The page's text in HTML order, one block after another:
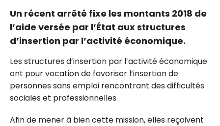
Un récent arrêté fixe les montants 2018 de
l’aide versée par l’État aux structures
d’insertion par l’activité économique.
Les structures d’insertion par l’activité économique
ont pour vocation de favoriser l’insertion de
personnes sans emploi rencontrant des difficultés
sociales et professionnelles.
Afin de mener à bien cette mission, elles reçoivent